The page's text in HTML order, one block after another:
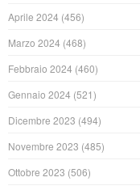
Aprile 2024 (456)
Marzo 2024 (468)
Febbraio 2024 (460)
Gennaio 2024 (521)
Dicembre 2023 (494)
Novembre 2023 (485)
Ottobre 2023 (506)